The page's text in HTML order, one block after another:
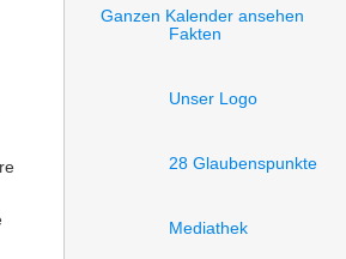
Fakten
Unser Logo
28 Glaubenspunkte
Mediathek
Ganzen Kalender ansehen